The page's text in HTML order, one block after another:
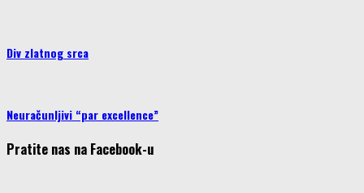
Div zlatnog srca
Neuračunljivi “par excellence”
Pratite nas na Facebook-u